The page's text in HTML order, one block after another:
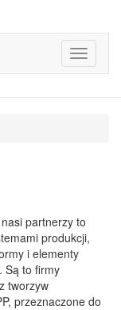
partnerzy to
produkcji,
i elementy
Są to firmy
tworzyw
przeznaczone do